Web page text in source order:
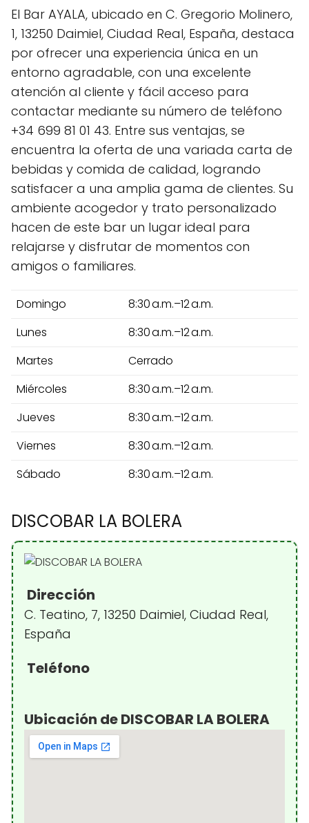
El Bar AYALA, ubicado en C. Gregorio Molinero,
1, 13250 Daimiel, Ciudad Real, España, destaca
por ofrecer una experiencia única en un
entorno agradable, con una excelente
atención al cliente y fácil acceso para
contactar mediante su número de teléfono
+34 699 81 01 43. Entre sus ventajas, se
encuentra la oferta de una variada carta de
bebidas y comida de calidad, logrando
satisfacer a una amplia gama de clientes. Su
ambiente acogedor y trato personalizado
hacen de este bar un lugar ideal para
relajarse y disfrutar de momentos con
amigos o familiares.
Domingo
8:30 a.m.–12 a.m.
Lunes
8:30 a.m.–12 a.m.
Martes
Cerrado
Miércoles
8:30 a.m.–12 a.m.
Jueves
8:30 a.m.–12 a.m.
Viernes
8:30 a.m.–12 a.m.
Sábado
8:30 a.m.–12 a.m.
DISCOBAR LA BOLERA
Dirección
C. Teatino, 7, 13250 Daimiel, Ciudad Real,
España
Teléfono
Ubicación de DISCOBAR LA BOLERA